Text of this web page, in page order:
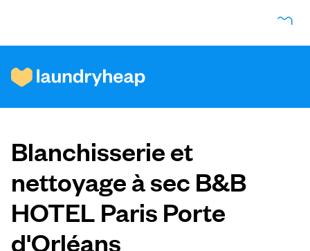
Comment ça fonctionne
Prix et services
À propos de nous
Blanchisserie et
nettoyage à sec B&B
HOTEL Paris Porte
d'Orléans